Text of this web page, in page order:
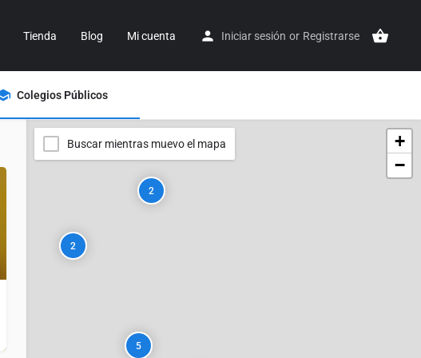
Tienda Blog Mi cuenta Iniciar sesión or Registrarse
Colegios Públicos
2
5
2
+
−
Buscar mientras muevo el mapa